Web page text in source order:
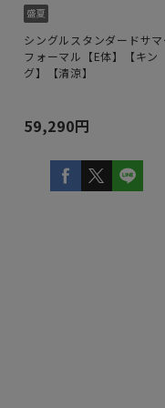
シングルスタンダードサマ
フォーマル【E体】【キン
グ】【清涼】
59,290円